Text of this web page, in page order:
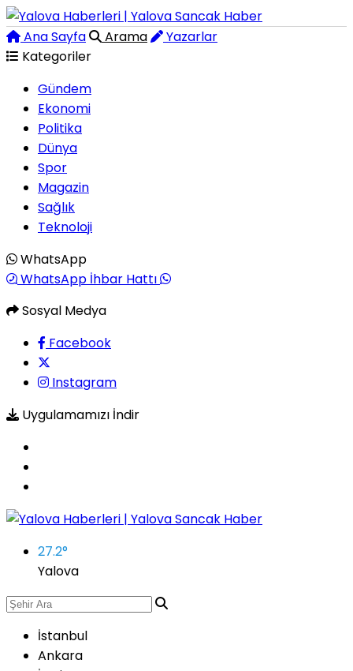
Ana Sayfa Arama
Yazarlar
Kategoriler
Gündem
Ekonomi
Politika
Dünya
Spor
Magazin
Sağlık
Teknoloji
WhatsApp
WhatsApp İhbar Hattı
Sosyal Medya
Facebook
Instagram
Uygulamamızı İndir
27.2°
Yalova
İstanbul
Ankara